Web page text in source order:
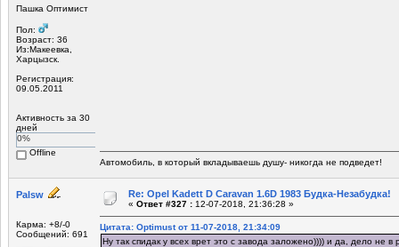
Пашка Оптимист
Пол:
Возраст: 36
Из:Макеевка,
Харцызск.
Регистрация:
09.05.2011
Активность за 30
дней
0%
Offline
Автомобиль, в который вкладываешь душу- никогда не подведет!
Palsw
Карма: +8/-0
Сообщений: 691
Re: Opel Kadett D Caravan 1.6D 1983 Будка-Незабудка!
« Ответ #327 : 12-07-2018, 21:36:28 »
Цитата: Optimust от 11-07-2018, 21:34:09
Ну так спидак у всех врет это с завода заложено)))) и да, дело не